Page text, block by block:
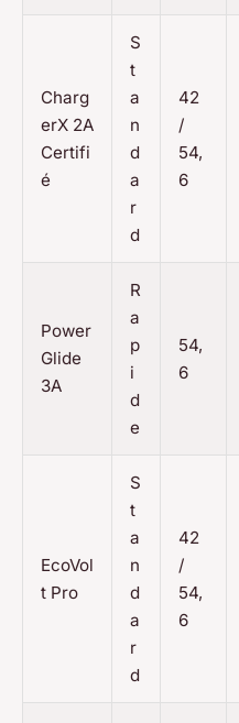
Charg
erX 2A
Certifi
é
S
t
a
n
d
a
r
d
42
/
54,
6
Power
Glide
3A
R
a
p
i
d
e
54,
6
EcoVol
t Pro
S
t
a
n
d
a
r
d
42
/
54,
6